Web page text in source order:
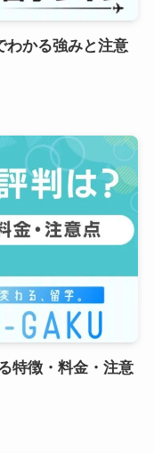
わかる強みと注意
特徴・料金・注意